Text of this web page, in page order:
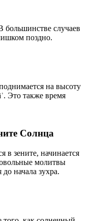
большинстве случаев
поздно.
на высоту
Это также время
Солнца
в зените, начинается
молитвы
начала зухра.